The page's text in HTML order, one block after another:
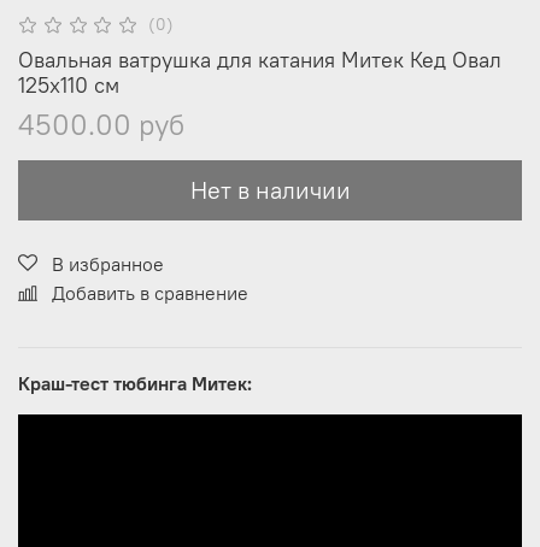
(0)
Овальная ватрушка для катания Митек Кед Овал
125х110 см
4500.00 руб
Нет в наличии
В избранное
Добавить в сравнение
Краш-тест тюбинга Митек: